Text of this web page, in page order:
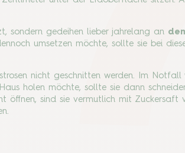
sondern gedeihen lieber jahrelang an
umsetzen möchte, sollte sie bei
nicht geschnitten werden. Im
holen möchte, sollte sie dann
öffnen, sind sie vermutlich mit